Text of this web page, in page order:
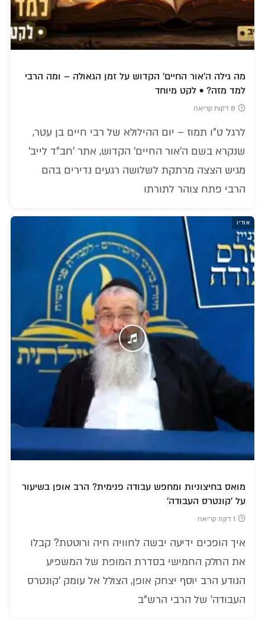
מה גילה ה'אור החיים' הקדוש על זמן הגאולה – ומה הרבי
למד מזה? • לקט מיוחד
8 דקות קריאה
לרגל ט"ו תמוז – יום ההילולא של רבי חיים בן עטר,
שנקרא בשם ה'אור החיים' הקדוש, אתר 'חב"ד לייב'
מגיש הצצה מרתקת לשלושה רגעים נדירים בהם
הרבי פתח צוהר לתורתו
אודיו
מואס בחיצוניות ומחפש עבודה פנימית? הרב אופן בשיעור
על 'קונטרס העבודה'
1 דקה קריאה
איך הופכים ידיעה יבשה לחוויה חיה ורוטטת? קבלו
את החלק החמישי בסדרת המופת של המשפיע
הנודע הרב יוסף יצחק אופן, הצולל אל עומק 'קונטרס
העבודה' של הרבי הרש"ב